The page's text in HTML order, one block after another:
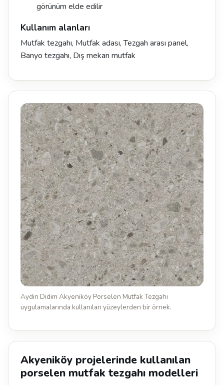
görünüm elde edilir
Kullanım alanları
Mutfak tezgahı, Mutfak adası, Tezgah arası panel,
Banyo tezgahı, Dış mekan mutfak
Aydın Didim Akyeniköy Porselen Mutfak Tezgahı
uygulamalarında kullanılan yüzeylerden bir örnek.
Akyeniköy projelerinde kullanılan
porselen mutfak tezgahı modelleri